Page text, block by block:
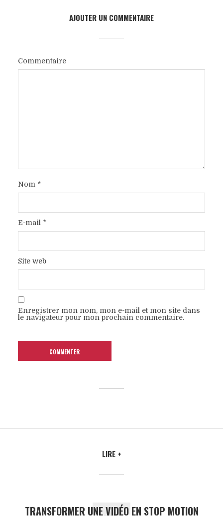
AJOUTER UN COMMENTAIRE
Commentaire
Nom *
E-mail *
Site web
Enregistrer mon nom, mon e-mail et mon site dans
le navigateur pour mon prochain commentaire.
LIRE +
TRANSFORMER UNE VIDÉO EN STOP MOTION